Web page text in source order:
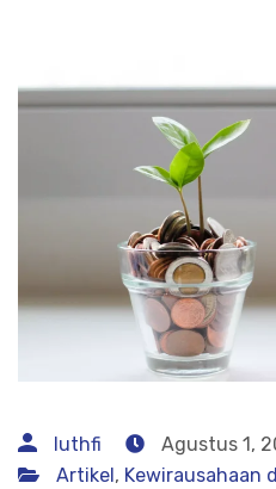
luthfi
Agustus 1,
Artikel , Kewirausahaan